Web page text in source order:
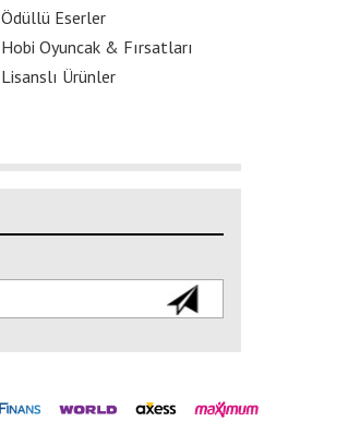
Ödüllü Eserler
Hobi Oyuncak & Fırsatları
Lisanslı Ürünler